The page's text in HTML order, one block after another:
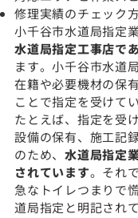
修理実績のチェック
小千谷市水道局指定
水道局指定工事店で
ます。小千谷市水道
在籍や必要機材の保
ことで指定を受けて
たとえば、指定を受
設備の保有、施工記
のため、 水道局指定
されています。それ
急なトイレつまりで
道局指定と明記され